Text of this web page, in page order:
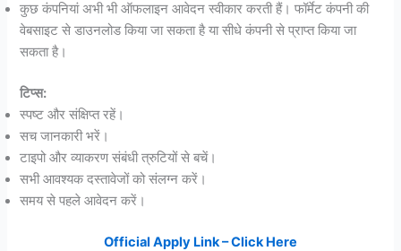
कुछ कंपनियां अभी भी ऑफलाइन आवेदन स्वीकार करती हैं। फॉर्मेट कंपनी की
वेबसाइट से डाउनलोड किया जा सकता है या सीधे कंपनी से प्राप्त किया जा
सकता है।
टिप्स:
स्पष्ट और संक्षिप्त रहें।
सच जानकारी भरें।
टाइपो और व्याकरण संबंधी त्रुटियों से बचें।
सभी आवश्यक दस्तावेजों को संलग्न करें।
समय से पहले आवेदन करें।
Official Apply Link – Click Here